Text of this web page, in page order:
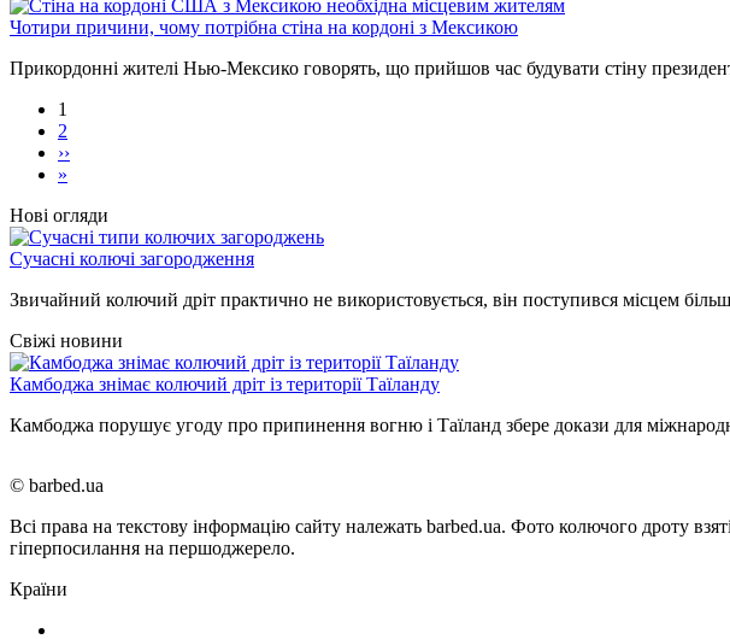
Чотири причини, чому потрібна стіна на кордоні з Мексикою
Прикордонні жителі Нью-Мексико говорять, що прийшов час будувати стіну
Розбивка
сторінки
1
2
››
»
Нові огляди
Сучасні колючі загородження
Звичайний колючий дріт практично не використовується, він поступився місцем
Свіжі новини
Камбоджа знімає колючий дріт із території Таїланду
Камбоджа порушує угоду про припинення вогню і Таїланд збере докази для
© barbed.ua
Всі права на текстову інформацію сайту належать barbed.ua. Фото колючого дроту
гіперпосилання на першоджерело.
Країни